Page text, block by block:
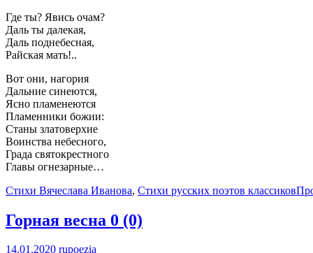
Где ты? Явись очам?
Даль ты далекая,
Даль поднебесная,
Райская мать!..
Вот они, нагория
Дальние синеются,
Ясно пламенеются
Пламенники божии:
Станы златоверхие
Воинства небесного,
Града святокрестного
Главы огнезарные…
Стихи Вячеслава Иванова, Стихи русских поэтов классиков
Горная весна 0 (0)
14.01.2020 rupoezia